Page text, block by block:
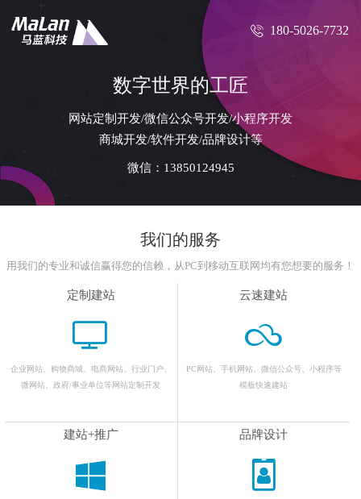
 180-5026-7732
数字世界的工匠
网站定制开发/微信公众号开发/小程序开发
商城开发/软件开发/品牌设计等
微信：13850124945
我们的服务
用我们的专业和诚信赢得您的信赖，从PC到移动互联网均有您想要的服务！
定制建站
企业网站、购物商城、电商网站、行业门户、
微网站、政府/事业单位等网站定制开发
云速建站
PC网站、手机网站、微信公众号、小程序等
模板快速建站
建站+推广 品牌设计